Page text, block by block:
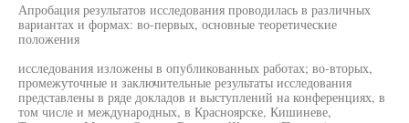
Апробация результатов исследования проводилась в различных
вариантах и формах: во-первых, основные теоретические
положения
исследования изложены в опубликованных работах; во-вторых,
промежуточные и заключительные результаты исследования
представлены в ряде докладов и выступлений на конференциях, в
том числе и международных, в Красноярске, Кишиневе,